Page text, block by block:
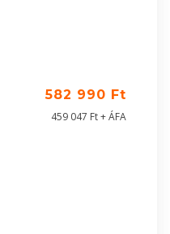
582 990 Ft
459 047 Ft + ÁFA